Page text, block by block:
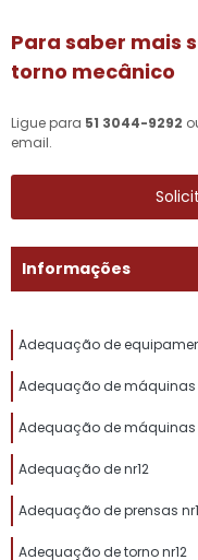
Para saber mais
torno mecânico
Ligue para 51 3044-9292
email.
Informações
Adequação de
Adequação de máquinas
Adequação de máquinas
Adequação de nr12
Adequação de prensas
Adequação de torno nr12